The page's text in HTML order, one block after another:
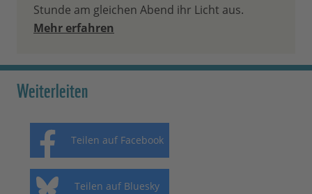
Stunde am gleichen Abend ihr Licht aus.
Mehr erfahren
Weiterleiten
Teilen auf Facebook
Teilen auf Bluesky